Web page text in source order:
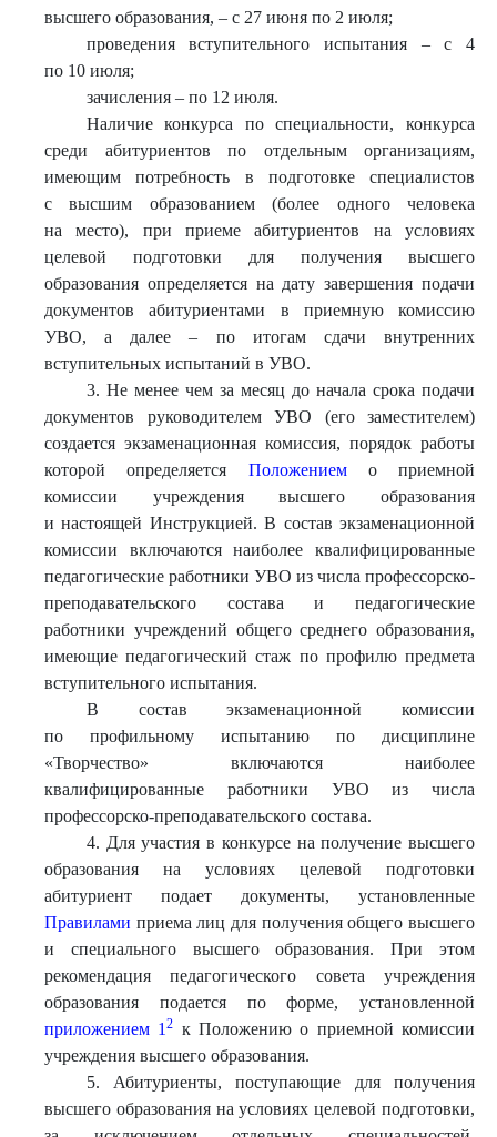
высшего образования, – с 27 июня по 2 июля;
проведения вступительного испытания – с 4
по 10 июля;
зачисления – по 12 июля.
Наличие конкурса по специальности, конкурса
среди абитуриентов по отдельным организациям,
имеющим потребность в подготовке специалистов
с высшим образованием (более одного человека
на место), при приеме абитуриентов на условиях
целевой подготовки для получения высшего
образования определяется на дату завершения подачи
документов абитуриентами в приемную комиссию
УВО, а далее – по итогам сдачи внутренних
вступительных испытаний в УВО.
3. Не менее чем за месяц до начала срока подачи
документов руководителем УВО (его заместителем)
создается экзаменационная комиссия, порядок работы
которой определяется Положениемо приемной
комиссии учреждения высшего образования
и настоящей Инструкцией. В состав экзаменационной
комиссии включаются наиболее квалифицированные
педагогические работники УВО из числа профессорско-
преподавательского состава и педагогические
работники учреждений общего среднего образования,
имеющие педагогический стаж по профилю предмета
вступительного испытания.
В состав экзаменационной комиссии
по профильному испытанию по дисциплине
«Творчество» включаются наиболее
квалифицированные работники УВО из числа
профессорско-преподавательского состава.
4. Для участия в конкурсе на получение высшего
образования на условиях целевой подготовки
абитуриент подает документы, установленные
Правилами приема лиц для получения общего высшего
и специального высшего образования. При этом
рекомендация педагогического совета учреждения
образования подается по форме, установленной
приложением 12 к Положению о приемной комиссии
учреждения высшего образования.
5. Абитуриенты, поступающие для получения
высшего образования на условиях целевой подготовки,